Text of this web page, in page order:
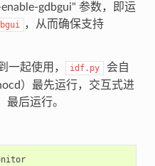
gdbgui" 参数，即运
，从而确保支持
一起使用， idf.py
会自
）最先运行，交互式进
后运行。
idf.py openocd gdbgui monitor